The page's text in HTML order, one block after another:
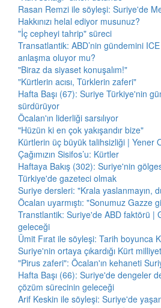
Rasan Remzi ile söyleşi: Suriye'de
Hakkınızı helal ediyor musunuz?
"İç cepheyi tahrip" süreci
Transatlantik: ABD’nin gündemini
anlaşma oluyor mu?
"Biraz da siyaset konuşalım!"
"Kürtlerin acısı, Türklerin zaferi"
Hafta Başı (67): Suriye Türkiye'nin
sürdürüyor
Öcalan'ın liderliği sarsılıyor
"Hüzün ki en çok yakışandır bize"
Kürtlerin üç büyük talihsizliği | Yener
Çağımızın Sisifos’u: Kürtler
Haftaya Bakış (302): Suriye'nin
Türkiye'de gazeteci olmak
Suriye dersleri: "Krala yaslanmayın,
Öcalan uyarmıştı: "Sonumuz Gazze
Transtlantik: Suriye'de ABD faktörü |
geleceği
Ümit Fırat ile söyleşi: Tarih boyunca
Suriye'nin ortaya çıkardığı Kürt
"Pirus zaferi": Öcalan'ın kehaneti
Hafta Başı (66): Suriye'de dengeler
çözüm sürecinin geleceği
Arif Keskin ile söyleşi: Suriye'de